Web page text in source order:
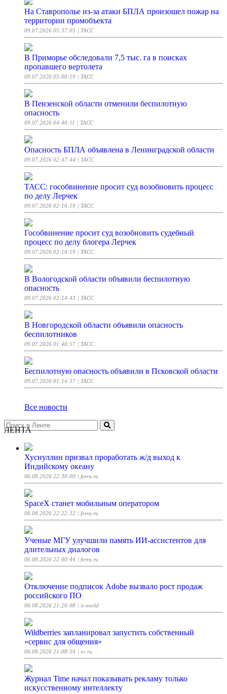
На Ставрополье из-за атаки БПЛА произошел пожар на
территории промобъекта
09.07.2026 05:37:03 | ТАСС
В Приморье обследовали 7,5 тыс. га в поисках
пропавшего вертолета
09.07.2026 05:00:19 | ТАСС
В Пензенской области отменили беспилотную
опасность
09.07.2026 04:40:11 | ТАСС
Опасность БПЛА объявлена в Ленинградской области
09.07.2026 02:47:44 | ТАСС
ТАСС: гособвинение просит суд возобновить процесс
по делу Лерчек
09.07.2026 02:16:19 | ТАСС
Гособвинение просит суд возобновить судебный
процесс по делу блогера Лерчек
09.07.2026 02:16:19 | ТАСС
В Вологодской области объявили беспилотную
опасность
09.07.2026 02:14:43 | ТАСС
В Новгородской области объявили опасность
беспилотников
09.07.2026 01:40:57 | ТАСС
Беспилотную опасность объявили в Псковской области
09.07.2026 01:14:37 | ТАСС
Все новости
ЛЕНТА
Хуснуллин призвал проработать ж/д выход к
Индийскому океану
06.08.2026 22:30:00 | ferra.ru
SpaceX станет мобильным оператором
06.08.2026 22:22:32 | ferra.ru
Ученые МГУ улучшили память ИИ-ассистентов для
длительных диалогов
06.08.2026 22:00:44 | ferra.ru
Отключение подписок Adobe вызвало рост продаж
российского ПО
06.08.2026 21:26:08 | it-world
Wildberries запланировал запустить собственный
«сервис для общения»
06.08.2026 21:08:54 | vc.ru
Журнал Time начал показывать рекламу только
искусственному интеллекту